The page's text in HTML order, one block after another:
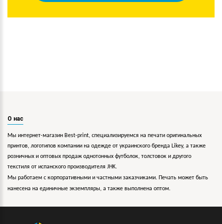
О нас
Мы интернет-магазин Best-print, специализируемся на печати оригинальных
принтов, логотипов компании на одежде от украинского бренда Likey, а также
розничных и оптовых продаж однотонных футболок, толстовок и другого
текстиля от испанского производителя JHK.
Мы работаем с корпоративными и частными заказчиками. Печать может быть
нанесена на единичные экземпляры, а также выполнена оптом.